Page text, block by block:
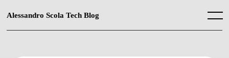
Alessandro Scola Tech Blog Menu